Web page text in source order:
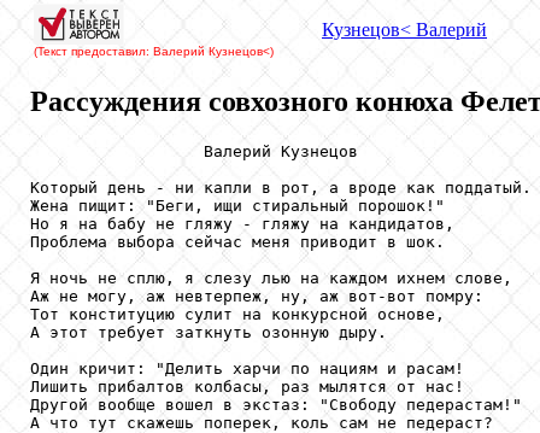
(Текст предоставил: Валерий Кузнецов<)
Кузнецов< Валерий
Рассуждения совхозного конюха
                  Валерий Кузнецов
Который день - ни капли в рот, а вроде как поддатый.
Жена пищит: "Беги, ищи стиральный порошок!"
Но я на бабу не гляжу - гляжу на кандидатов,
Проблема выбора сейчас меня приводит в шок.
Я ночь не сплю, я слезу лью на каждом ихнем слове,
Аж не могу, аж невтерпеж, ну, аж вот-вот помру:
Тот конституцию сулит на конкурсной основе,
А этот требует заткнуть озонную дыру.
Один кричит: "Делить харчи по нациям и расам!
Лишить прибалтов колбасы, раз мылятся от нас!
Другой вообще вошел в экстаз: "Свободу педерастам!"
А что тут скажешь поперек, коль сам не педераст?